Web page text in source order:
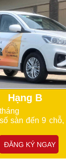
Hạng B
sàn đến 9
ĐĂNG KÝ NGAY